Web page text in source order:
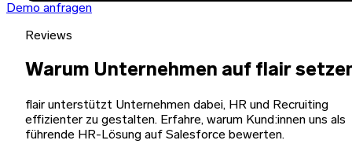
Demo anfragen
Reviews
Warum Unternehmen auf flair
flair unterstützt Unternehmen dabei, HR und Recruiting
effizienter zu gestalten. Erfahre, warum Kund:innen uns als
führende HR-Lösung auf Salesforce bewerten.